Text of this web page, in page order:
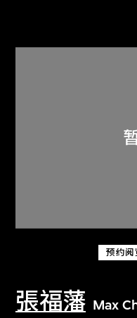
预约阅
張福藩 Max
关于M+藏品
探索世界顶级的
文化藏品。